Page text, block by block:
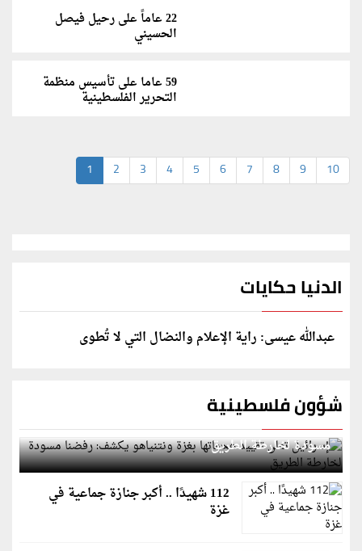
22 عاماً على رحيل فيصل
الحسيني
59 عاما على تأسيس منظمة
التحرير الفلسطينية
1 2 3 4 5 6 7 8 9 10
الدنيا حكايات
عبدالله عيسى: راية الإعلام والنضال التي لا تُطوى
شؤون فلسطينية
إسرائيل تعلن تقييد هجماتها بغزة ونتنياهو يكشف: رفضنا
مسودة لخارطة الطريق
112 شهيدًا .. أكبر جنازة جماعية في
غزة